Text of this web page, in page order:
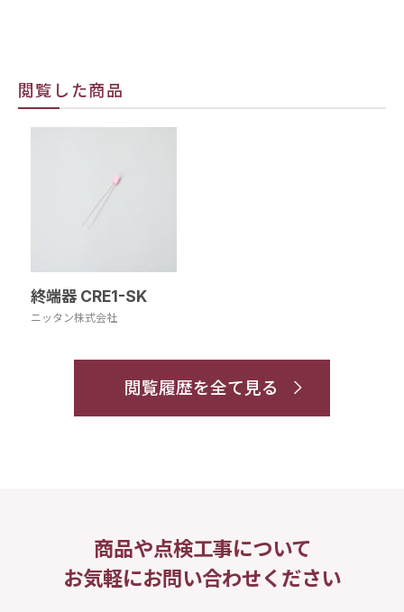
閲覧した商品
終端器 CRE1-SK
ニッタン株式会社
閲覧履歴を全て見る
商品や点検工事について
お気軽にお問い合わせください